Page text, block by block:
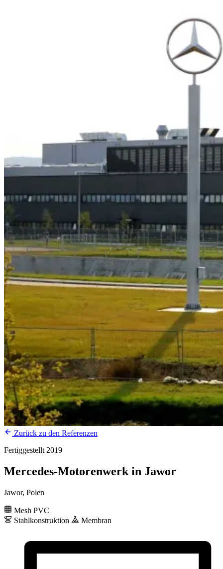
Zurück zu den Referenzen
Fertiggestellt 2019
Mercedes-Motorenwerk in Jawor
Jawor, Polen
Mesh PVC
Stahlkonstruktion
Membran